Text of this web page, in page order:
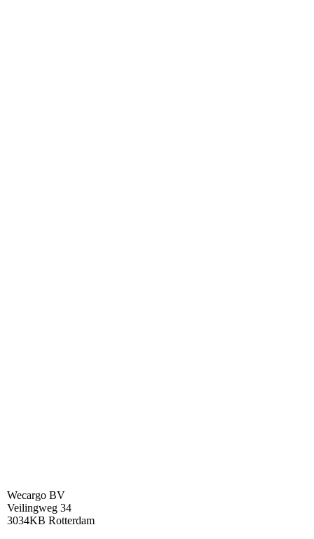
Wecargo BV
Veilingweg 34
3034KB Rotterdam